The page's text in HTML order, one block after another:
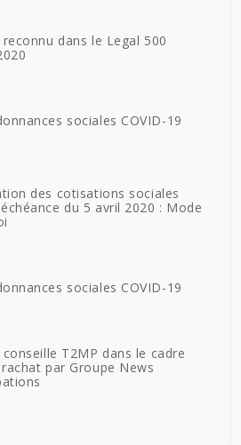
dans le Legal 500
sociales COVID-19
des cotisations sociales
du 5 avril 2020 : Mode
sociales COVID-19
T2MP dans le cadre
par Groupe News